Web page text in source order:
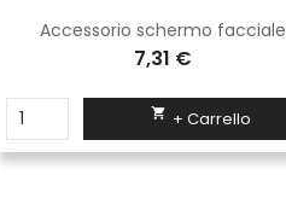
Accessorio schermo facciale
7,31 €
 + Carrello